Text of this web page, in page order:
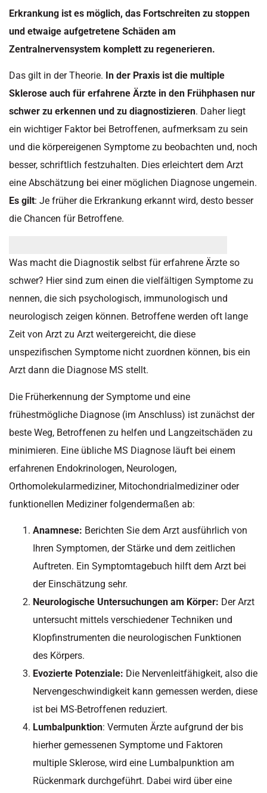
Erkrankung ist es möglich, das Fortschreiten zu stoppen
und etwaige aufgetretene Schäden am
Zentralnervensystem komplett zu regenerieren.
Das gilt in der Theorie. In der Praxis ist die multiple
Sklerose auch für erfahrene Ärzte in den Frühphasen nur
schwer zu erkennen und zu diagnostizieren. Daher liegt
ein wichtiger Faktor bei Betroffenen, aufmerksam zu sein
und die körpereigenen Symptome zu beobachten und, noch
besser, schriftlich festzuhalten. Dies erleichtert dem Arzt
eine Abschätzung bei einer möglichen Diagnose ungemein.
Es gilt: Je früher die Erkrankung erkannt wird, desto besser
die Chancen für Betroffene.
Was macht die Diagnostik selbst für erfahrene Ärzte so
schwer? Hier sind zum einen die vielfältigen Symptome zu
nennen, die sich psychologisch, immunologisch und
neurologisch zeigen können. Betroffene werden oft lange
Zeit von Arzt zu Arzt weitergereicht, die diese
unspezifischen Symptome nicht zuordnen können, bis ein
Arzt dann die Diagnose MS stellt.
Die Früherkennung der Symptome und eine
frühestmögliche Diagnose (im Anschluss) ist zunächst der
beste Weg, Betroffenen zu helfen und Langzeitschäden zu
minimieren. Eine übliche MS Diagnose läuft bei einem
erfahrenen Endokrinologen, Neurologen,
Orthomolekularmediziner, Mitochondrialmediziner oder
funktionellen Mediziner folgendermaßen ab:
Anamnese: Berichten Sie dem Arzt ausführlich von
Ihren Symptomen, der Stärke und dem zeitlichen
Auftreten. Ein Symptomtagebuch hilft dem Arzt bei
der Einschätzung sehr.
Neurologische Untersuchungen am Körper: Der Arzt
untersucht mittels verschiedener Techniken und
Klopfinstrumenten die neurologischen Funktionen
des Körpers.
Evozierte Potenziale: Die Nervenleitfähigkeit, also die
Nervengeschwindigkeit kann gemessen werden, diese
ist bei MS-Betroffenen reduziert.
Lumbalpunktion: Vermuten Ärzte aufgrund der bis
hierher gemessenen Symptome und Faktoren
multiple Sklerose, wird eine Lumbalpunktion am
Rückenmark durchgeführt. Dabei wird über eine